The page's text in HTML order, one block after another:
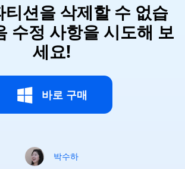
티션을 삭제할 수 없습
수정 사항을 시도해 보
세요!
바로 구매
박수하